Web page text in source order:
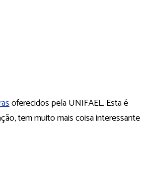
oferecidos pela UNIFAEL. Esta é
tem muito mais coisa interessante